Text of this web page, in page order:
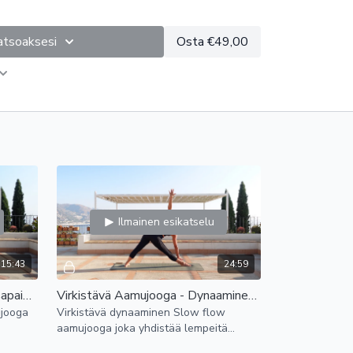
Hengitysharjoitukset ja meditatiiviset elementit
ja vähentämään stressiä.
Aamujoogan avulla voit parantaa
päivän askareisiin. Se auttaa myös
aamujoogaliikkeet lisäävät energiaa ja
terveellisempiin elämäntapoihin.
istuen ja se keskittyy kehon herättelyyn
alussa rauhoittaa ja tasapainottaa. Liikkeet
suunniteltu avaamaan kehoa lempeästi ja
alkuun. Tunnilla korostetaan hengityksen
Osta €49,00
15:43
Maadoittava Aamujooga - Tasapainoa keholle ja mielelle
24:59
Ilmainen esikatselu
Virkistävä Aamujooga - Dynaaminen Slow flow
Virkistävä dynaaminen Slow flow
aamujooga joka yhdistää lempeitä